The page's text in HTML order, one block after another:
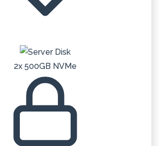
2x 500GB NVMe